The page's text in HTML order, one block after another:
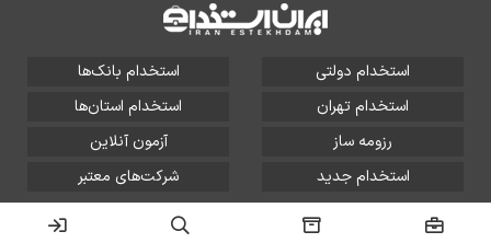
استخدام دولتی
استخدام بانک‌ها
استخدام تهران
استخدام استان‌ها
رزومه ساز
آزمون آنلاین
استخدام جدید
شرکت‌های معتبر
تمامی حقوق این سایت برای آلتین سیستم محفوظ است و هر
گونه سوءاستفاده از آن پیگرد قانونی دارد.